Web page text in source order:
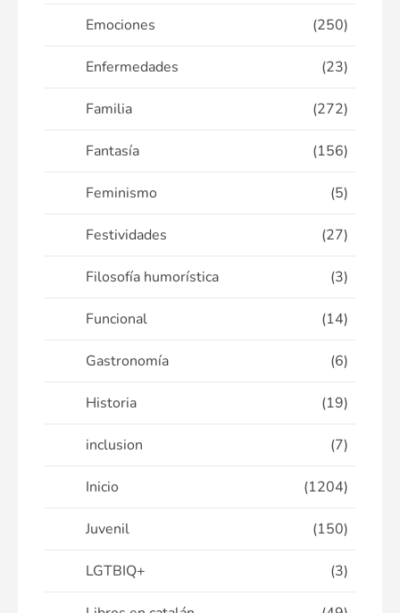
Emociones (250)
Enfermedades (23)
Familia (272)
Fantasía (156)
Feminismo (5)
Festividades (27)
Filosofía humorística (3)
Funcional (14)
Gastronomía (6)
Historia (19)
inclusion (7)
Inicio (1204)
Juvenil (150)
LGTBIQ+ (3)